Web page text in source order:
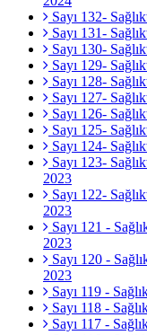
Sayı 132-
Sayı 131-
Sayı 130-
Sayı 129-
Sayı 128-
Sayı 127-
Sayı 126-
Sayı 125-
Sayı 124-
Sayı 123-
2023
Sayı 122-
2023
Sayı 121 -
2023
Sayı 120 -
2023
Sayı 119 -
Sayı 118 -
Sayı 117 -